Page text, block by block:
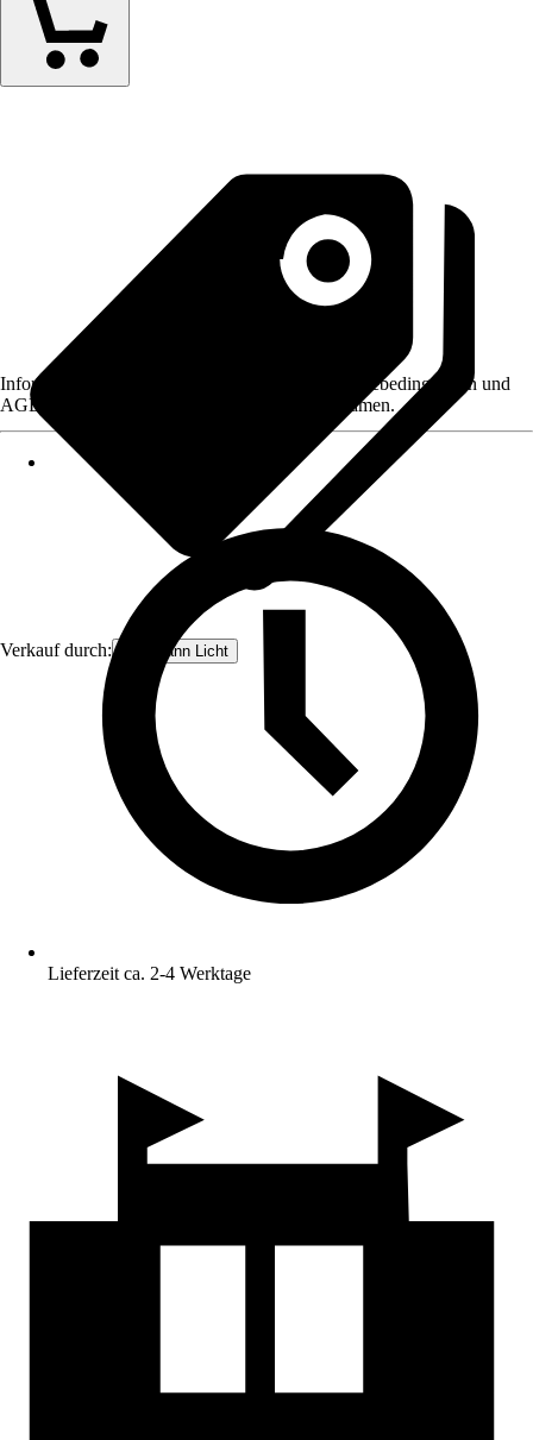
Verkauf durch: Paulmann Licht
Informationen des Verkäufers, wie z. B. Rückgabebedingungen und
AGB, finden Sie bei Klick auf den Verkäufernamen.
Lieferzeit ca. 2-4 Werktage